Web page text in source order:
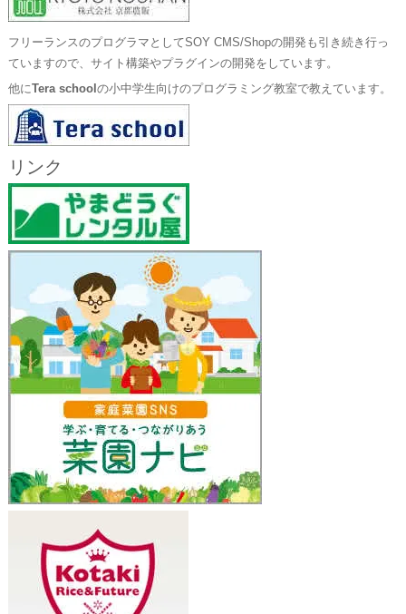
フリーランスのプログラマとしてSOY CMS/Shopの開発も引き続き行っ
ていますので、サイト構築やプラグインの開発をしています。
他にTera school の小中学生向けのプログラミング教室で教えています。
リンク